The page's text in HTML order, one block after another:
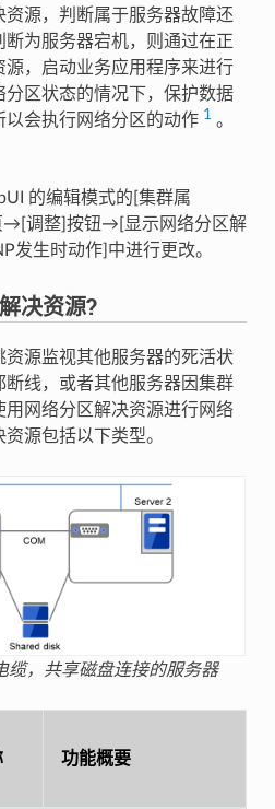
资源，判断属于服务器故障还
为服务器宕机，则通过在正
，启动业务应用程序来进行
区状态的情况下，保护数据
会执行网络分区的动作 1。
的编辑模式的[集群属
调整]按钮→[显示网络分区解
发生时动作]中进行更改。
决资源?
源监视其他服务器的死活状
线，或者其他服务器因集群
网络分区解决资源进行网络
源包括以下类型。
缆，共享磁盘连接的服务器
功能概要